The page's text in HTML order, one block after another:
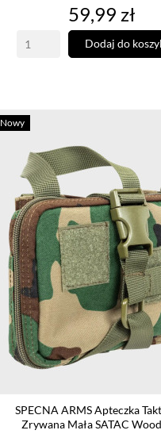
Cena
59,99 zł
Dodaj do
SPECNA ARMS Apteczka
Zrywana Mała SATAC
Nowy